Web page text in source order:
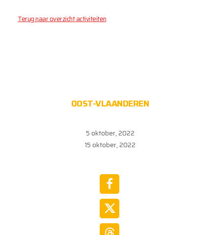
Terug naar overzicht activiteiten
OOST-VLAANDEREN
5 oktober, 2022
15 oktober, 2022